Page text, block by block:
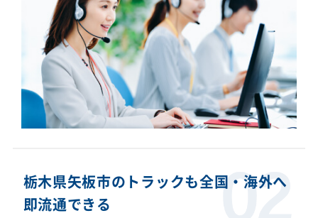
栃木県矢板市のトラックも全国・海外へ
即流通できる